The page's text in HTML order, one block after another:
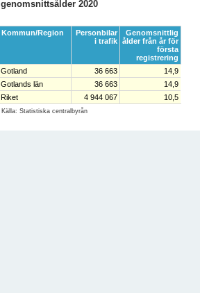
genomsnittsålder 2020
Kommun/Region
Personbilar
i trafik
Genomsnittlig
ålder från år för
första
registrering
Gotland
36 663
14,9
Gotlands län
36 663
14,9
Riket
4 944 067 10,5
Källa: Statistiska centralbyrån